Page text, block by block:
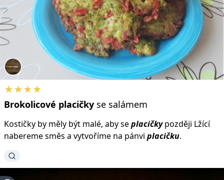
★★★★
Brokolicové placičky se salámem
Kostičky by měly být malé, aby seplacičkypozději Lžící
nabereme směs a vytvoříme na pánvi placičku.